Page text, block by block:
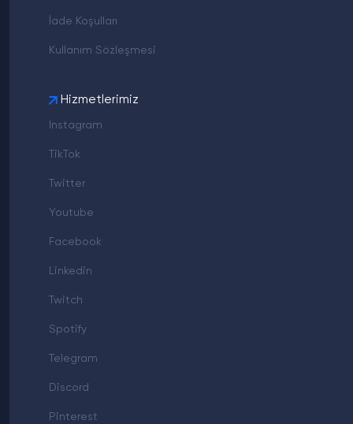
İade Koşulları
Kullanım Sözleşmesi
Hizmetlerimiz
Instagram
TikTok
Twitter
Youtube
Facebook
Linkedin
Twitch
Spotify
Telegram
Discord
Pinterest